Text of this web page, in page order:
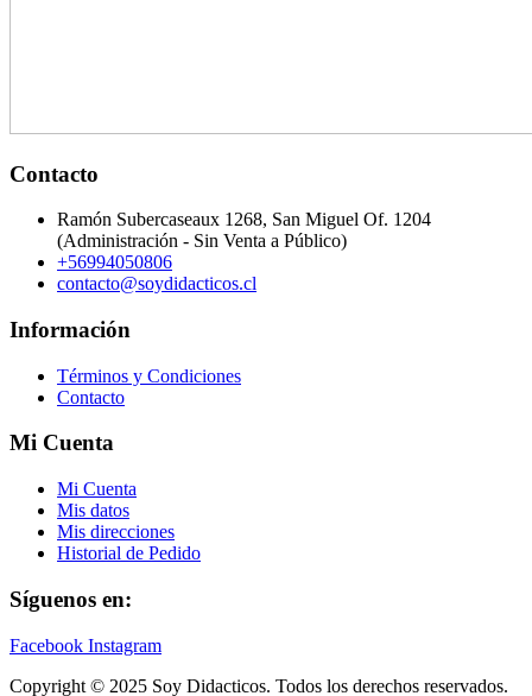
Contacto
Ramón Subercaseaux 1268, San Miguel Of. 1204
(Administración - Sin Venta a Público)
+56994050806
contacto@soydidacticos.cl
Información
Términos y Condiciones
Contacto
Mi Cuenta
Mi Cuenta
Mis datos
Mis direcciones
Historial de Pedido
Síguenos en:
Facebook Instagram
Copyright © 2025 Soy Didacticos. Todos los derechos reservados.